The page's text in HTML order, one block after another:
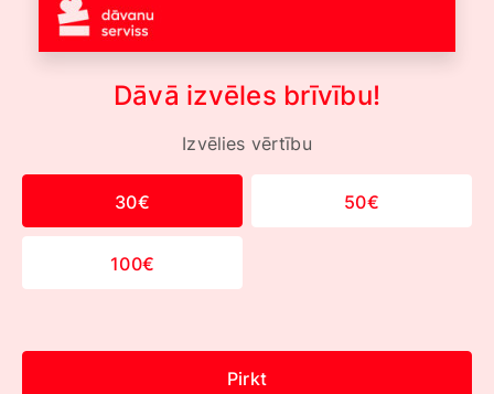
Dāvā izvēles brīvību!
Izvēlies vērtību
30€ 50€
100€
Pirkt